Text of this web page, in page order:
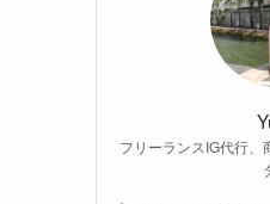
フリーランスIG代行、